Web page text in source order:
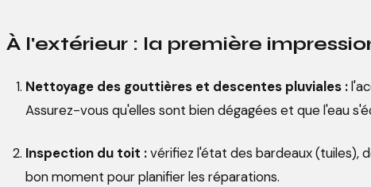
À l'extérieur : la première
Nettoyage des gouttières et descentes pluviales :
Assurez-vous qu'elles sont bien dégagées et que l'eau
Inspection du toit :vérifiez l'état des bardeaux (tuiles),
bon moment pour planifier les réparations.